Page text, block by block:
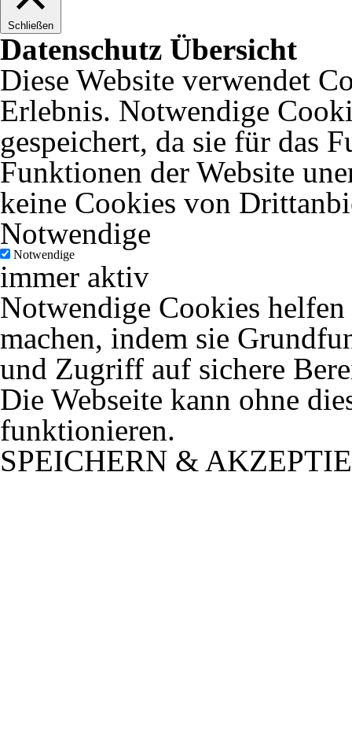
Schließen
Datenschutz Übersicht
Diese Website verwendet
Erlebnis. Notwendige
gespeichert, da sie für das
Funktionen der Website
keine Cookies von
Notwendige
Notwendige
immer aktiv
Notwendige Cookies
machen, indem sie
und Zugriff auf sichere
Die Webseite kann ohne
funktionieren.
SPEICHERN &